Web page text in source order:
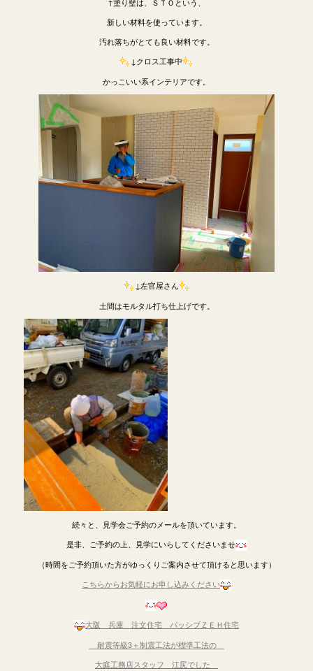
新しい材料を使っています。
汚れ落ちがとても良い材料です。
↓クロス工事中
かっこいい系インテリアです。
↓左官屋さん
土間はモルタル打ち仕上げです。
続々と、見学会ご予約のメールを頂いています。
是非、ご予約の上、見学にいらしてくださいませ
（時間をご予約頂いた方がゆっくりご案内させて頂けると思います）
こちらからお気軽にお申し込みください
大阪 兵庫 注文住宅 パッシブＺＥＨ住宅
耐震等級3＋制震工法が標準工法の
大庭工務店スタッフ 江尻でした